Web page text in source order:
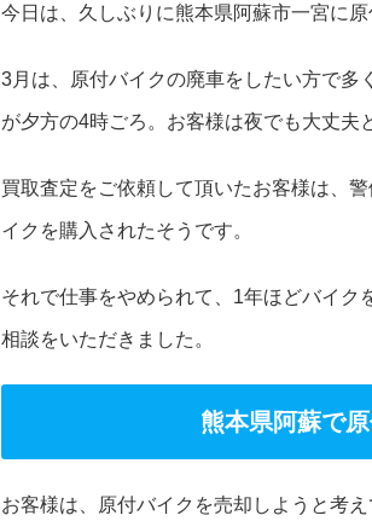
今日は、久しぶりに熊本県阿蘇市一宮に
3月は、原付バイクの廃車をしたい方で多
が夕方の4時ごろ。お客様は夜でも大丈夫
買取査定をご依頼して頂いたお客様は、
イクを購入されたそうです。
それで仕事をやめられて、1年ほどバイ
相談をいただきました。
熊本県阿蘇で
お客様は、原付バイクを売却しようと考